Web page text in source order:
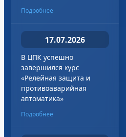
Подробнее
17.07.2026
В ЦПК успешно
завершился курс
«Релейная защита и
противоаварийная
автоматика»
Подробнее